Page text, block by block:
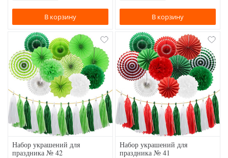
В корзину В корзину
Набор украшений для
праздника № 42
Набор украшений для
праздника № 41